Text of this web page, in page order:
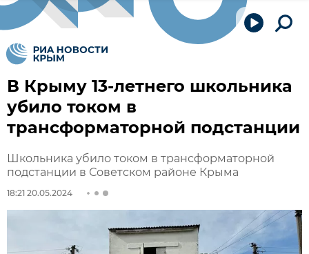
В Крыму 13-летнего школьника
убило током в
трансформаторной подстанции
Школьника убило током в трансформаторной
подстанции в Советском районе Крыма
18:21 20.05.2024